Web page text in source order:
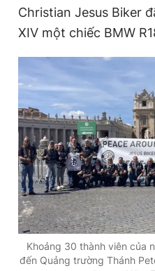
0906 645 777
Đặt báo Quảng cáo
Tổng biên tập: Nguyễn Ngọc
Phó tổng biên tập thường trực:
Phó tổng biên tập: Lâm Hiếu
Phó tổng biên tập: Trần Việt
Tổng thư ký tòa soạn: Đức
Giấy phép xuất bản số 110/GP
© 2003-2026 Bản quyền
chép dưới mọi hình thức nếu
bản. Phát triển bởi ePi
Christian Jesus Biker
XIV một chiếc BMW
Khoảng 30 thành viên của
đến Quảng trường Thánh